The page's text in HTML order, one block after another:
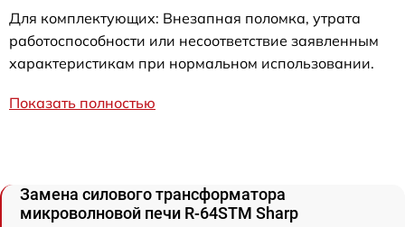
Для комплектующих: Внезапная поломка, утрата
работоспособности или несоответствие заявленным
характеристикам при нормальном использовании.
Показать полностью
Замена силового трансформатора
микроволновой печи R-64STM Sharp